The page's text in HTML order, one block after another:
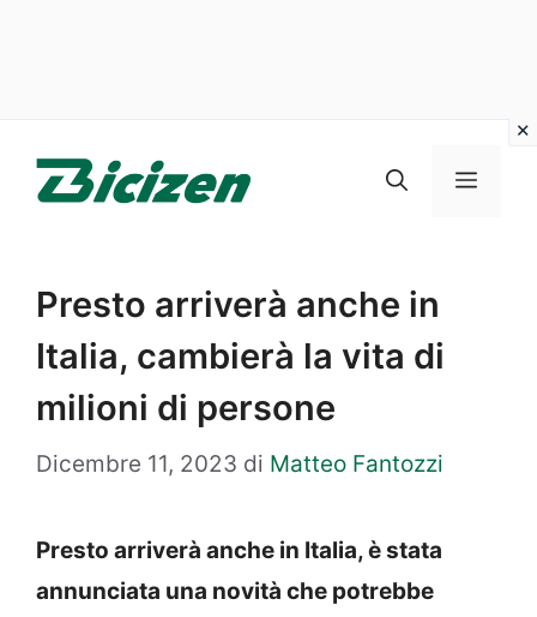
Menu
Presto arriverà anche in
Italia, cambierà la vita di
milioni di persone
Dicembre 11, 2023 di Matteo Fantozzi
Presto arriverà anche in Italia, è stata
annunciata una novità che potrebbe